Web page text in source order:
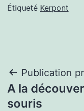
Étiqueté Kerpont
de
Publication
A la
souris